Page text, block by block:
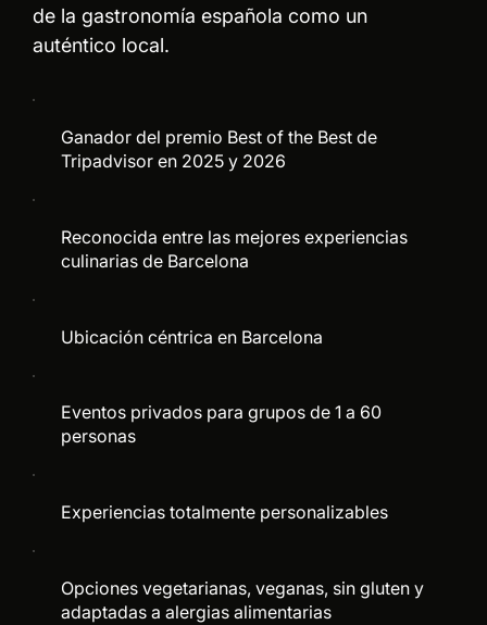
de la gastronomía española como un
auténtico local.
Ganador del premio Best of the Best de
Tripadvisor en 2025 y 2026
Reconocida entre las mejores experiencias
culinarias de Barcelona
Ubicación céntrica en Barcelona
Eventos privados para grupos de 1 a 60
personas
Experiencias totalmente personalizables
Opciones vegetarianas, veganas, sin gluten y
adaptadas a alergias alimentarias